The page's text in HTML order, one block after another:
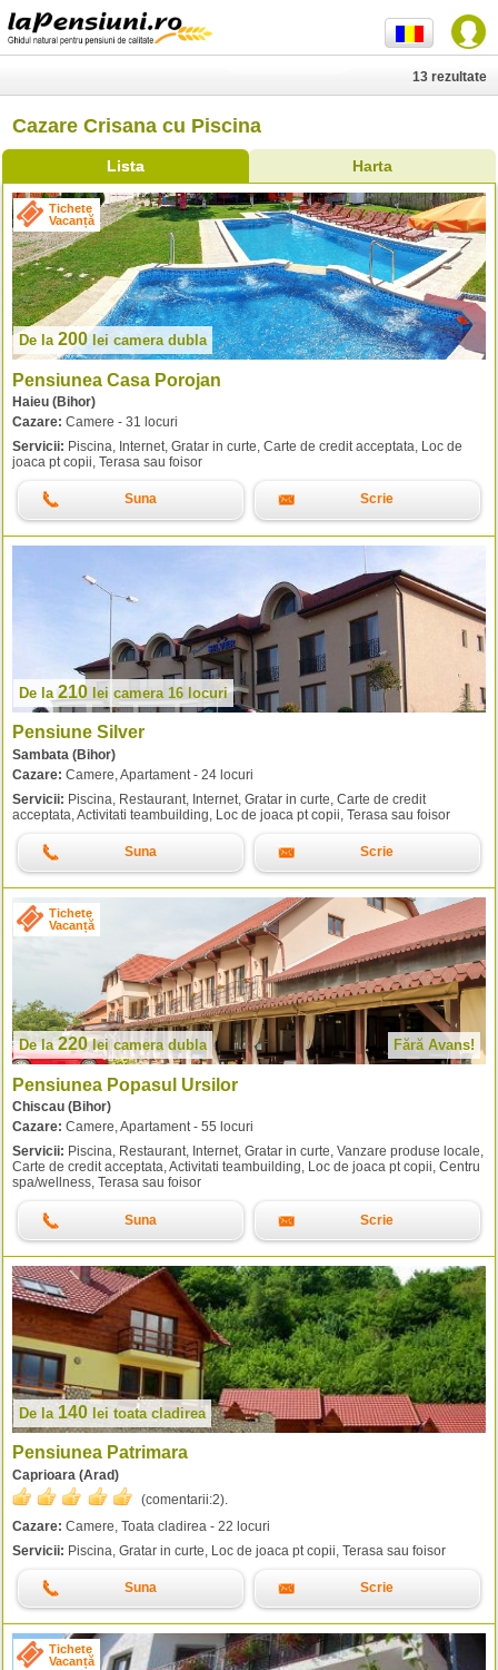
Cazare Crisana cu Piscina
Lista Harta
13 rezultate
Tichete
Vacanță
De la 200 lei camera dubla
Pensiunea Casa Porojan
Haieu (Bihor)
Cazare: Camere - 31 locuri
Servicii: Piscina, Internet, Gratar in curte, Carte de credit acceptata, Loc de
joaca pt copii, Terasa sau foisor
Suna Scrie
De la 210 lei camera 16 locuri
Pensiune Silver
Sambata (Bihor)
Cazare: Camere, Apartament - 24 locuri
Servicii: Piscina, Restaurant, Internet, Gratar in curte, Carte de credit
acceptata, Activitati teambuilding, Loc de joaca pt copii, Terasa sau foisor
Suna Scrie
Tichete
Vacanță
De la220lei camera dubla Fără Avans!
Pensiunea Popasul Ursilor
Chiscau (Bihor)
Cazare: Camere, Apartament - 55 locuri
Servicii: Piscina, Restaurant, Internet, Gratar in curte, Vanzare produse locale,
Carte de credit acceptata, Activitati teambuilding, Loc de joaca pt copii, Centru
spa/wellness, Terasa sau foisor
Suna Scrie
De la 140 lei toata cladirea
Pensiunea Patrimara
Caprioara (Arad)
(comentarii:2).
Cazare: Camere, Toata cladirea - 22 locuri
Servicii: Piscina, Gratar in curte, Loc de joaca pt copii, Terasa sau foisor
Suna Scrie
Tichete
Vacanță